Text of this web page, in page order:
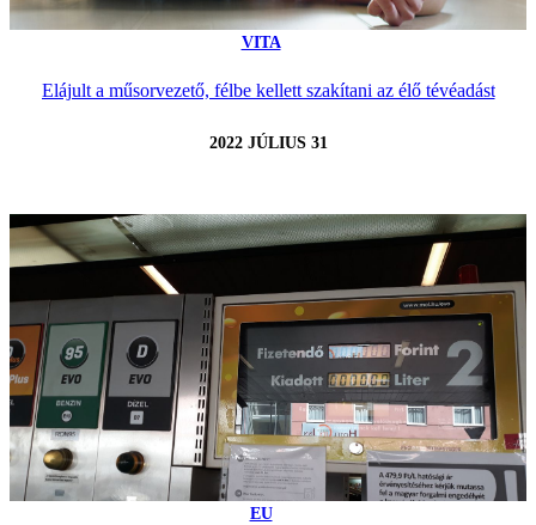
VITA
Elájult a műsorvezető, félbe kellett szakítani az élő tévéadást
2022 JÚLIUS 31
EU